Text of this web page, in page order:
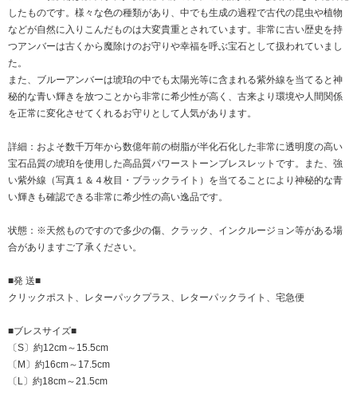
したものです。様々な色の種類があり、中でも生成の過程で古代の昆虫や植物
などが自然に入りこんだものは大変貴重とされています。非常に古い歴史を持
つアンバーは古くから魔除けのお守りや幸福を呼ぶ宝石として扱われていまし
た。
また、ブルーアンバーは琥珀の中でも太陽光等に含まれる紫外線を当てると神
秘的な青い輝きを放つことから非常に希少性が高く、古来より環境や人間関係
を正常に変化させてくれるお守りとして人気があります。
詳細：およそ数千万年から数億年前の樹脂が半化石化した非常に透明度の高い
宝石品質の琥珀を使用した高品質パワーストーンブレスレットです。また、強
い紫外線（写真１＆４枚目・ブラックライト）を当てることにより神秘的な青
い輝きも確認できる非常に希少性の高い逸品です。
状態：※天然ものですので多少の傷、クラック、インクルージョン等がある場
合がありますご了承ください。
■発 送■
クリックポスト、レターパックプラス、レターパックライト、宅急便
■ブレスサイズ■
〔S〕約12cm～15.5cm
〔M〕約16cm～17.5cm
〔L〕約18cm～21.5cm